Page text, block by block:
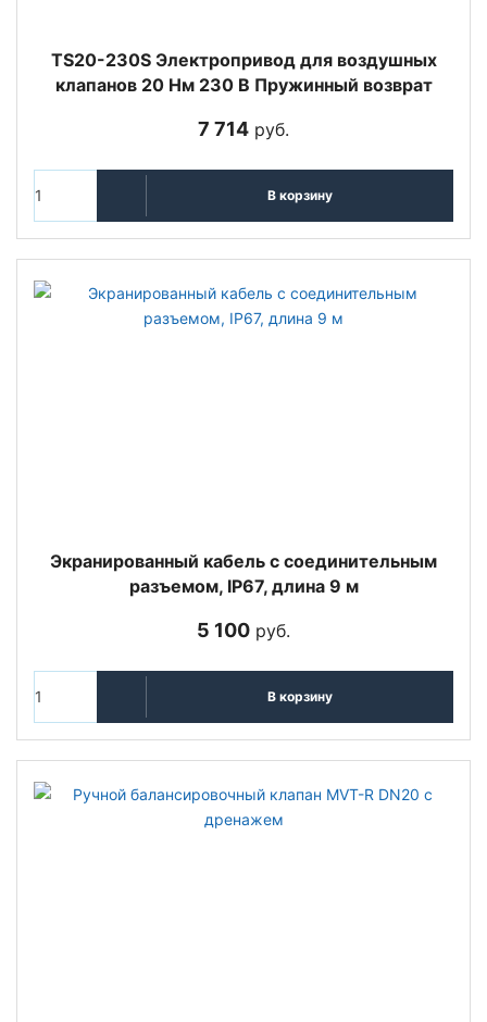
TS20-230S Электропривод для воздушных
клапанов 20 Нм 230 В Пружинный возврат
7 714 руб.
В корзину
Экранированный кабель с соединительным
разъемом, IP67, длина 9 м
5 100 руб.
В корзину